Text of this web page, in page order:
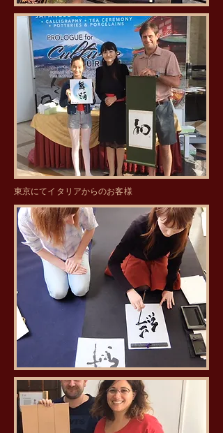
​東京にてイタリアからのお客様